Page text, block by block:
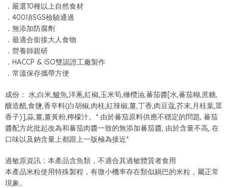
．嚴選10種以上自然食材
．400項SGS檢驗通過
．無添加防腐劑
．最適合銜接大人食物
．營養師親研
．HACCP & ISO雙認證工廠製作
．常溫保存攜帶方便
成份： 水,白米,鱸魚,洋蔥,紅椒,玉米筍,橄欖油,蕃茄醬[水,蕃茄糊,蔗糖,
釀造醋,食鹽,香辛料(白胡椒,肉桂,紅辣椒,薑,丁香,肉豆蔻,芥末,月桂葉,眾
香子)],蒜,薑,薑黃粉,檸檬汁。* 由於蕃茄原料供應不穩定的問題, 蕃茄
醬配方此批起改為和蕃茄肉醬一致的無添加蕃茄醬, 由於含量不高, 在
口味以及鈉含量上都跟上一版極為接近*
過敏原資訊：本產品含魚類，不適合其過敏體質者食用
本產品米粒使用特殊製程，有微小機率存在類似鍋巴的米粒，屬正常
現象。